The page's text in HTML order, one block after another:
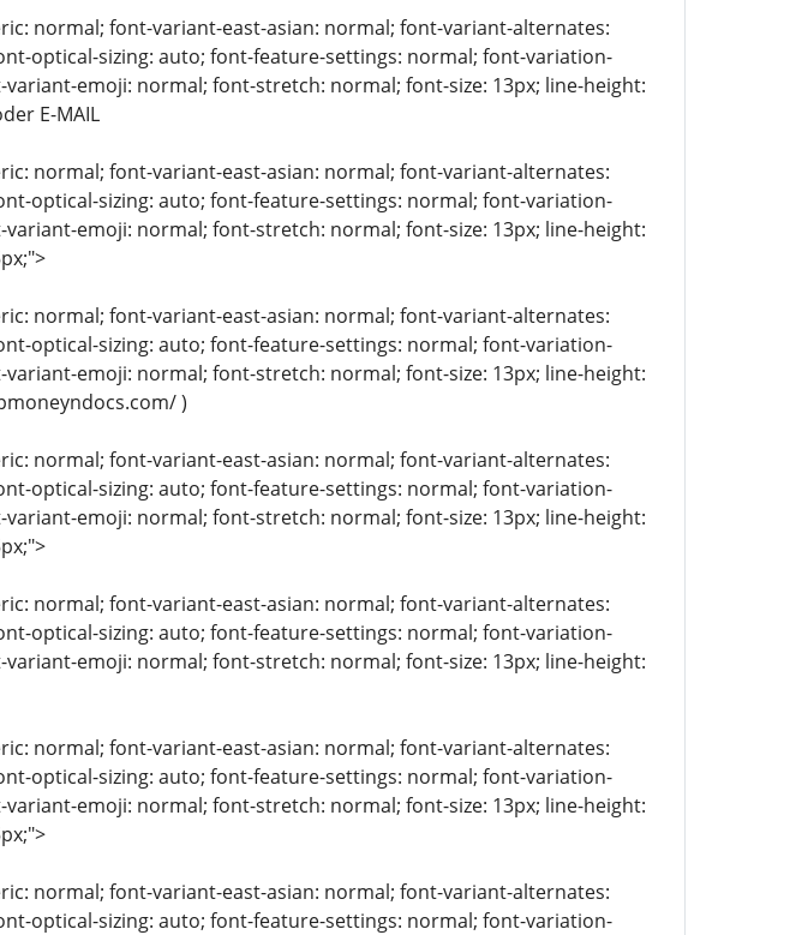
normal; font-variant-east-asian: normal; font-variant-alternates:
optical-sizing: auto; font-feature-settings: normal; font-variation-
emoji: normal; font-stretch: normal; font-size: 13px; line-height:
E-MAIL
normal; font-variant-east-asian: normal; font-variant-alternates:
optical-sizing: auto; font-feature-settings: normal; font-variation-
emoji: normal; font-stretch: normal; font-size: 13px; line-height:
normal; font-variant-east-asian: normal; font-variant-alternates:
optical-sizing: auto; font-feature-settings: normal; font-variation-
emoji: normal; font-stretch: normal; font-size: 13px; line-height:
)
normal; font-variant-east-asian: normal; font-variant-alternates:
optical-sizing: auto; font-feature-settings: normal; font-variation-
emoji: normal; font-stretch: normal; font-size: 13px; line-height:
normal; font-variant-east-asian: normal; font-variant-alternates:
optical-sizing: auto; font-feature-settings: normal; font-variation-
emoji: normal; font-stretch: normal; font-size: 13px; line-height:
normal; font-variant-east-asian: normal; font-variant-alternates:
optical-sizing: auto; font-feature-settings: normal; font-variation-
emoji: normal; font-stretch: normal; font-size: 13px; line-height:
normal; font-variant-east-asian: normal; font-variant-alternates:
optical-sizing: auto; font-feature-settings: normal; font-variation-